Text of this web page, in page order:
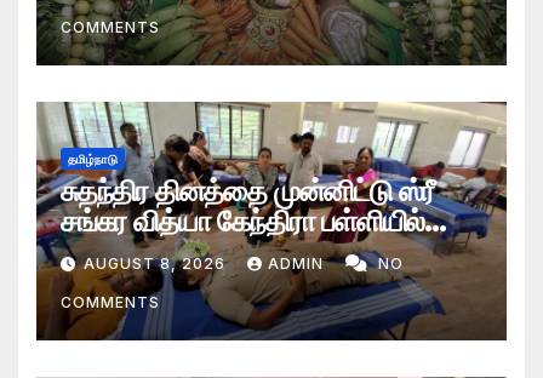
COMMENTS
தமிழ்நாடு
சுதந்திர தினத்தை முன்னிட்டு ஸ்ரீ
சங்கர வித்யா கேந்திரா பள்ளியில்
ரத்ததான முகாம்
AUGUST 8, 2026 ADMIN NO
COMMENTS